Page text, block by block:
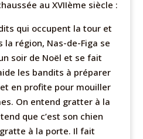
au XVIIème siècle :
qui occupent la tour et
région, Nas-de-Figa se
soir de Noël et se fait
les bandits à préparer
en profite pour mouiller
On entend gratter à la
que c’est son chien
à la porte. Il fait